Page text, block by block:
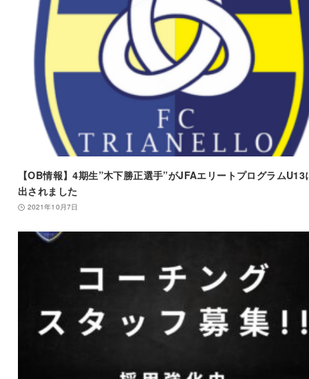
【OB情報】4期生”木下勝正選手”がJFAエリートプログラムU13
出されました
2021年10月7日